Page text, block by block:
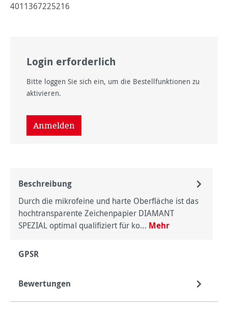
4011367225216
Login erforderlich
Bitte loggen Sie sich ein, um die Bestellfunktionen zu
aktivieren.
Anmelden
Beschreibung
Durch die mikrofeine und harte Oberfläche ist das
hochtransparente Zeichenpapier DIAMANT
SPEZIAL optimal qualifiziert für ko… Mehr
GPSR
Bewertungen